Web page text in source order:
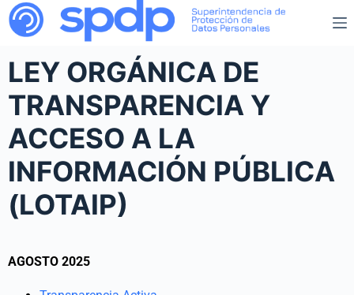
LEY ORGÁNICA DE
TRANSPARENCIA Y
ACCESO A LA
INFORMACIÓN PÚBLICA
(LOTAIP)
AGOSTO 2025